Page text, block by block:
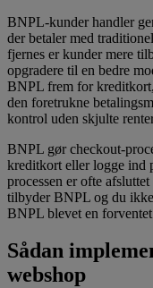
BNPL-kunder handler
der betaler med
fjernes er kunder mere
opgradere til en bedre
BNPL frem for
den foretrukne
kontrol uden skjulte
BNPL gør checkout-
kreditkort eller logge ind
processen er ofte
tilbyder BNPL og du
BNPL blevet en
Sådan
webshop